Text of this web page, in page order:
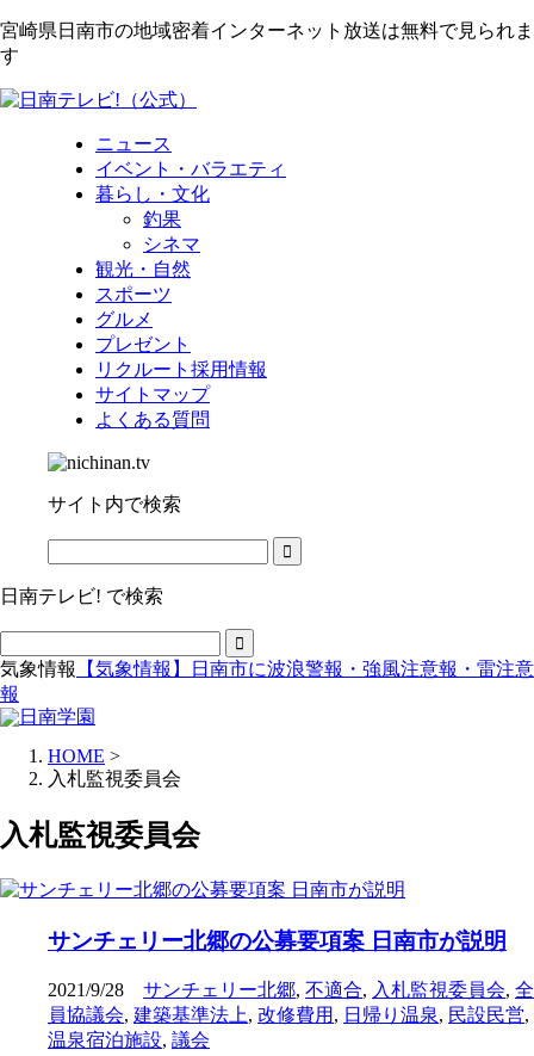
宮崎県日南市の地域密着インターネット放送は無料で見られま
す
ニュース
イベント・バラエティ
暮らし・文化
釣果
シネマ
観光・自然
スポーツ
グルメ
プレゼント
リクルート採用情報
サイトマップ
よくある質問
サイト内で検索
日南テレビ! で検索
気象情報
【気象情報】日南市に波浪警報・強風注意報・雷注意
報
HOME >
入札監視委員会
入札監視委員会
サンチェリー北郷の公募要項案 日南市が説明
2021/9/28 サンチェリー北郷, 不適合, 入札監視委員会, 全
員協議会, 建築基準法上, 改修費用 , 日帰り温泉, 民設民営,
温泉宿泊施設, 議会